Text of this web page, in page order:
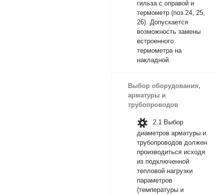
гильза с оправой и
термометр (поз.24, 25,
26). Допускается
возможность замены
встроенного
термометра на
накладной.
Выбор оборудования,
арматуры и
трубопроводов
2.1 Выбор
диаметров арматуры и
трубопроводов должен
производиться исходя
из подключенной
тепловой нагрузки
параметров
(температуры и